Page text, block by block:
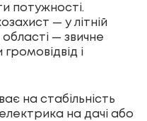
потужності.
— у літній
області — звичне
і
на стабільність
на дачі або